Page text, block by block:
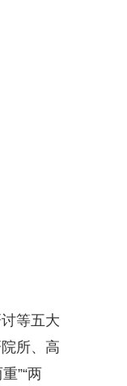
等五大
所、高
”“两